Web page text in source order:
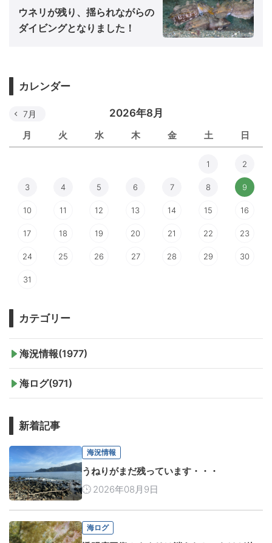
ウネリが残り、揺られながらの
ダイビングとなりました！
カレンダー
2026年8月
月 火 水 木 金 土 日
7月
1 2
3 4 5 6 7 8 9
10 11 12 13 14 15 16
17 18 19 20 21 22 23
24 25 26 27 28 29 30
31
カテゴリー
海況情報(1977)
海ログ(971)
新着記事
海況情報
うねりがまだ残っています・・・
2026年08月9日
海ログ